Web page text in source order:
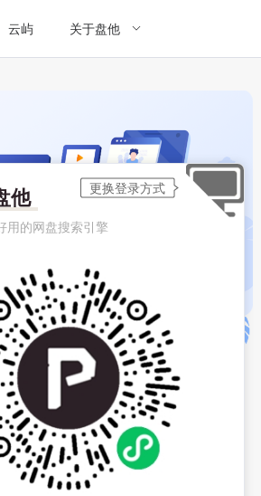
云屿 关于盘他
他
用的网盘搜索引擎